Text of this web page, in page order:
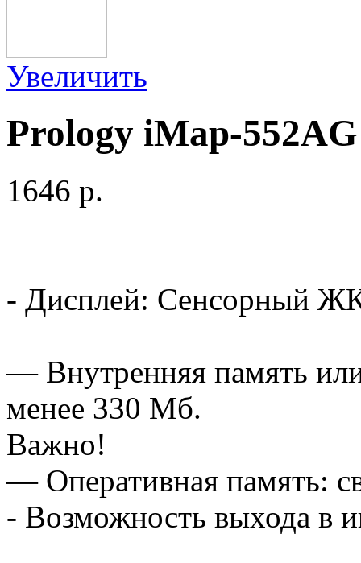
Увеличить
Prology iMap-552AG
1646 p.
- Дисплей: Сенсорный
— Внутренняя память
менее 330 Мб.
Важно!
— Оперативная память:
- Возможность выхода в